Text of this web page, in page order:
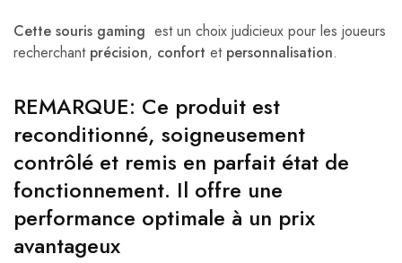
Cette souris gaming est un choix judicieux pour les joueurs
recherchant précision, confort et personnalisation.
REMARQUE: Ce produit est
reconditionné, soigneusement
contrôlé et remis en parfait état de
fonctionnement. Il offre une
performance optimale à un prix
avantageux